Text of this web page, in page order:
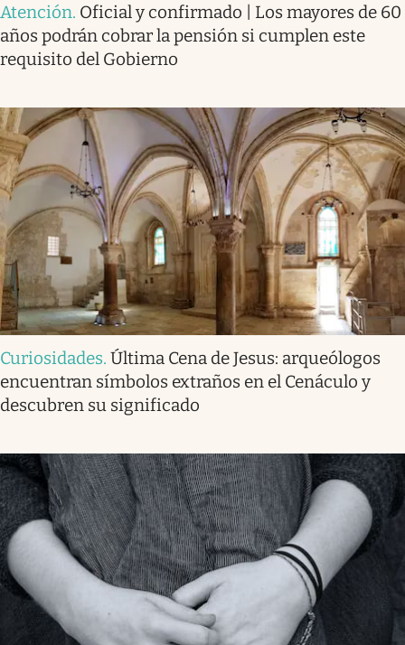
Atención. Oficial y confirmado | Los mayores de 60
años podrán cobrar la pensión si cumplen este
requisito del Gobierno
Curiosidades. Última Cena de Jesus: arqueólogos
encuentran símbolos extraños en el Cenáculo y
descubren su significado